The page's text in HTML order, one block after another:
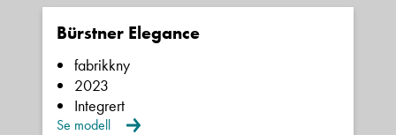
Ta kontakt
Lurer du på noe? Spør!
Bürstner Elegance
fabrikkny
2023
Integrert
Se modell